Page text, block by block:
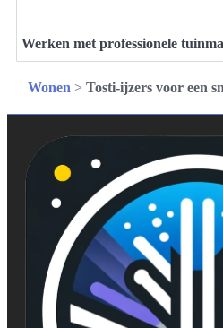
Werken met professionele
Wonen > Tosti-ijzers voor een